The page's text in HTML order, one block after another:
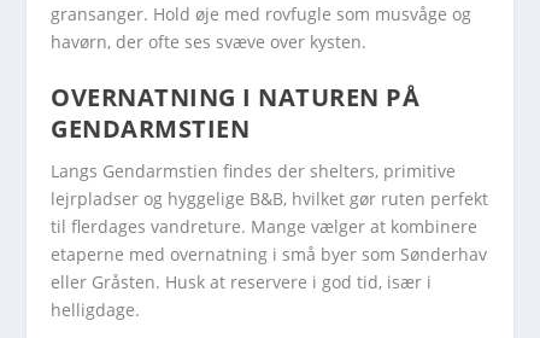
gransanger. Hold øje med rovfugle som musvåge og
havørn, der ofte ses svæve over kysten.
OVERNATNING I NATUREN PÅ
GENDARMSTIEN
Langs Gendarmstien findes der shelters, primitive
lejrpladser og hyggelige B&B, hvilket gør ruten perfekt
til flerdages vandreture. Mange vælger at kombinere
etaperne med overnatning i små byer som Sønderhav
eller Gråsten. Husk at reservere i god tid, især i
helligdage.